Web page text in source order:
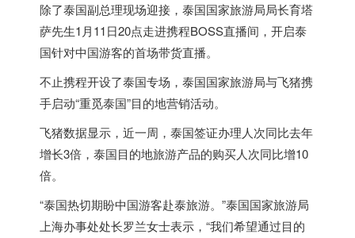
除了泰国副总理现场迎接， 泰国国家旅游局局长育塔
萨先生1月11日20点走进携程BOSS直播间，开启泰
国针对中国游客的首场带货直播。
不止携程开设了泰国专场， 泰国国家旅游局与飞猪携
手启动“重觅泰国”目的地营销活动。
飞猪数据显示，近一周， 泰国签证办理人次同比去年
增长3倍， 泰国目的地旅游产品的购买人次同比增10
倍。
“泰国热切期盼中国游客赴泰旅游。”泰国国家旅游局
上海办事处处长罗兰女士表示，“我们希望通过目的